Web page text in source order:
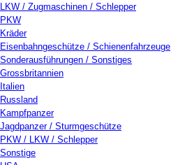
LKW / Zugmaschinen / Schlepper
PKW
Kräder
Eisenbahngeschütze / Schienenfahrzeuge
Sonderausführungen / Sonstiges
Grossbritannien
Italien
Russland
Kampfpanzer
Jagdpanzer / Sturmgeschütze
PKW / LKW / Schlepper
Sonstige